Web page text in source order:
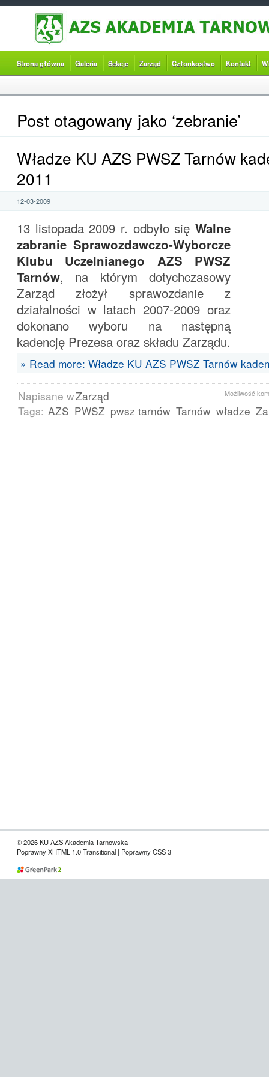
Strona główna Galeria Sekcje Zarząd Członkostwo Kontakt
Post otagowany jako ‘zebranie’
Władze KU AZS PWSZ Tarnów
2011
12-03-2009
13 listopada 2009 r. odbyło się Walne
zabranie Sprawozdawczo-Wyborcze
Klubu Uczelnianego AZS PWSZ
Tarnów, na którym dotychczasowy
Zarząd złożył sprawozdanie z
działalności w latach 2007-2009 oraz
dokonano wyboru na następną
kadencję Prezesa oraz składu Zarządu.
» Read more: Władze KU AZS PWSZ Tarnów
Możliwość
Napisane wZarząd
Tags: AZS PWSZ pwsz tarnów Tarnów władze
© 2026 KU AZS Akademia Tarnowska
Poprawny XHTML 1.0 Transitional | Poprawny CSS 3